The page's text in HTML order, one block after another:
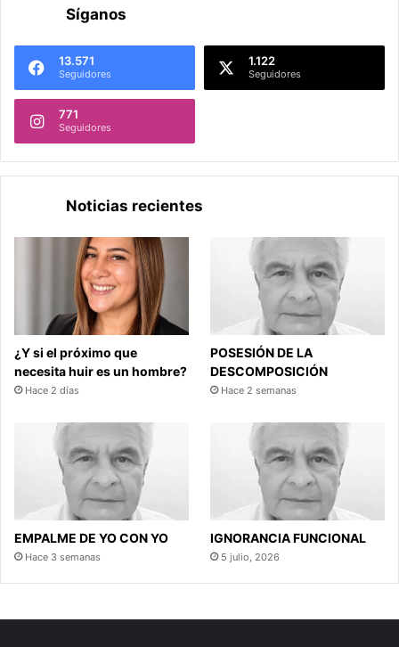
Síganos
13.571
Seguidores
1.122
Seguidores
771
Seguidores
Noticias recientes
¿Y si el próximo que
necesita huir es un hombre?
Hace 2 días
POSESIÓN DE LA
DESCOMPOSICIÓN
Hace 2 semanas
EMPALME DE YO CON YO
Hace 3 semanas
IGNORANCIA FUNCIONAL
5 julio, 2026